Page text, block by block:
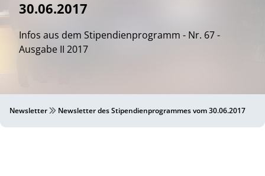
30.06.2017
Infos aus dem Stipendienprogramm - Nr. 67 -
Ausgabe II 2017
Newsletter Newsletter des Stipendienprogrammes vom 30.06.2017